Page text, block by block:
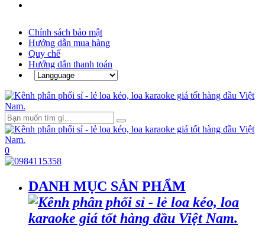
Chính sách bảo mật
Hướng dẫn mua hàng
Quy chế
Hướng dẫn thanh toán
0
DANH MỤC SẢN PHẨM